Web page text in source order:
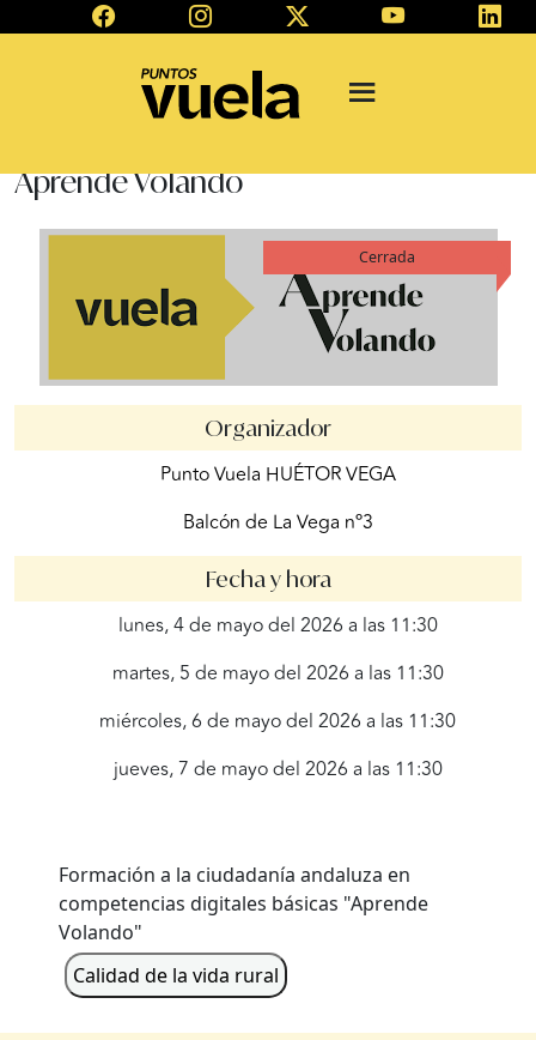
Aprende Volando
Cerrada
Organizador
Punto Vuela HUÉTOR VEGA
Balcón de La Vega nº3
Fecha y hora
lunes, 4 de mayo del 2026 a las 11:30
martes, 5 de mayo del 2026 a las 11:30
miércoles, 6 de mayo del 2026 a las 11:30
jueves, 7 de mayo del 2026 a las 11:30
Formación a la ciudadanía andaluza en
competencias digitales básicas "Aprende
Volando"
Calidad de la vida rural